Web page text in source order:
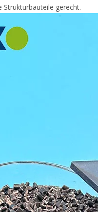
Strukturbauteile gerecht.